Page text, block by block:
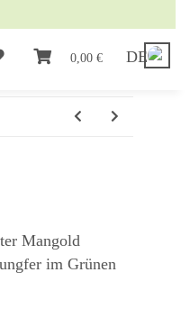
0,00 € DE
Mangold
im Grünen